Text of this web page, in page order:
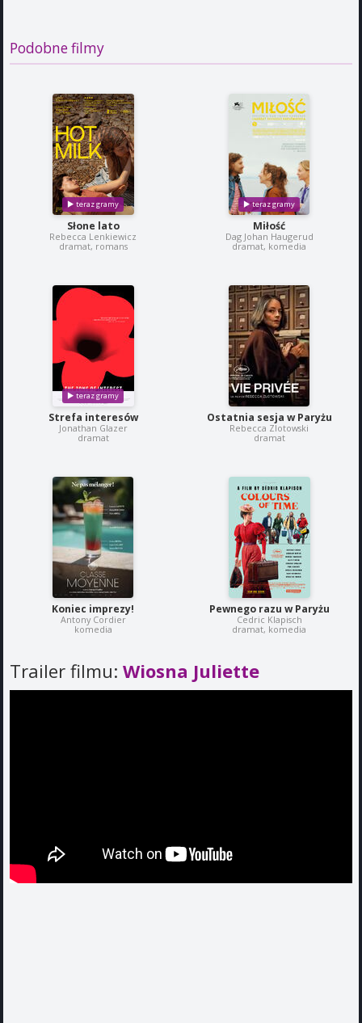
Podobne filmy
Słone lato
Rebecca Lenkiewicz
dramat, romans
Miłość
Dag Johan Haugerud
dramat, komedia
Strefa interesów
Jonathan Glazer
dramat
Ostatnia sesja w Paryżu
Rebecca Zlotowski
dramat
Koniec imprezy!
Antony Cordier
komedia
Pewnego razu w Paryżu
Cedric Klapisch
dramat, komedia
Trailer filmu: Wiosna Juliette